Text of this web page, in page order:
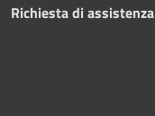
Richiesta di assistenza